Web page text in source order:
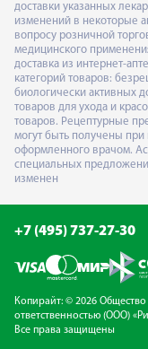
доставки указанных
изменений в некоторые
вопросу розничной
медицинского
доставка из интернет-
категорий товаров:
биологически активных
товаров для ухода и
товаров. Рецептурные
могут быть получены
оформленного врачом.
специальных
изменен
+7 (495) 737-27-30
Копирайт: © 2026
ответственностью (ООО)
Все права защищены